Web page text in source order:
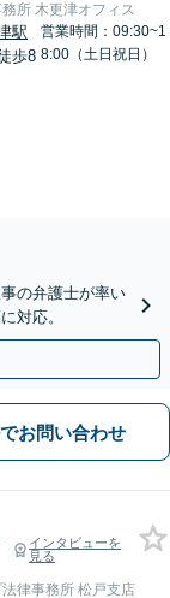
所 木更津オフィス
駅
歩8
営業時間：09:30~1
8:00（土日祝日）
の弁護士が率い
対応。
お問い合わせ
インタビューを
見る
律事務所 松戸支店